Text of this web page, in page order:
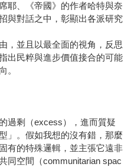
耶、《帝國》的作者哈特與奈
與對話之中，彰顯出各派研究
，並且以最全面的視角，反思
出民粹與進步價值接合的可能
。
過剩（excess），進而質疑
」。假如我想的沒有錯，那麼
有的特殊邏輯，並主張它遠非
同空間（communitarian spac